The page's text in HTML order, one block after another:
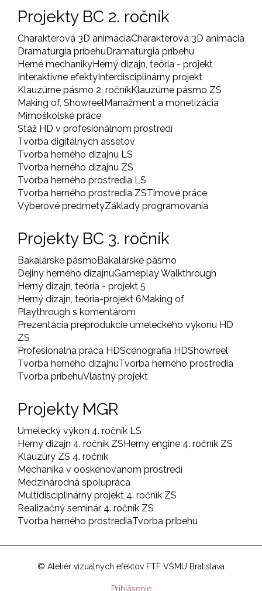
Projekty BC 2. ročník
Charakterová 3D animáciaCharakterová 3D animácia
Dramaturgia príbehuDramaturgia príbehu
Herné mechanikyHerný dizajn, teória - projekt
Interaktívne efektyInterdisciplinárny projekt
Klauzúrne pásmo 2. ročníkKlauzúrne pásmo ZS
Making of, ShowreelManažment a monetizácia
Mimoškolské práce
Stáž HD v profesionálnom prostredí
Tvorba digitálnych assetov
Tvorba herného dizajnu LS
Tvorba herného dizajnu ZS
Tvorba herného prostredia LS
Tvorba herného prostredia ZSTímové práce
Výberové predmetyZáklady programovania
Projekty BC 3. ročník
Bakalárske pásmoBakalárske pásmo
Dejiny herného dizajnuGameplay Walkthrough
Herný dizajn, teória - projekt 5
Herný dizajn, teória-projekt 6Making of
Playthrough s komentárom
Prezentácia preprodukcie umeleckého výkonu HD
ZS
Profesionálna práca HDScénografia HDShowreel
Tvorba herného dizajnuTvorba herného prostredia
Tvorba príbehuVlastný projekt
Projekty MGR
Umelecký výkon 4. ročník LS
Herný dizajn 4. ročník ZSHerný engine 4. ročník ZS
Klauzúry ZS 4. ročník
Mechanika v ooskenovanom prostredí
Medzinárodná spolupráca
Multidisciplinárny projekt 4. ročník ZS
Realizačný seminár 4. ročník ZS
Tvorba herného prostrediaTvorba príbehu
© Ateliér vizuálnych efektov FTF VŠMU Bratislava
Prihlásenie